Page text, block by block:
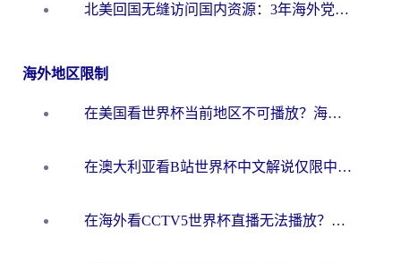
北美回国无缝访问国内资源：3年海外党亲测的加速器选择指南
海外地区限制
在美国看世界杯当前地区不可播放？海外党体育观赛终极指南来了！
在澳大利亚看B站世界杯中文解说仅限中国大陆？这篇指南帮你打破限制看遍赛事
在海外看CCTV5世界杯直播无法播放？这篇指南让你和国内球迷同步呐喊